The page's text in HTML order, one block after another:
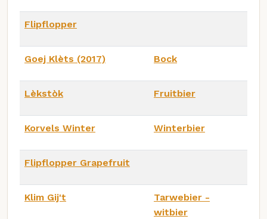
Flipflopper
Goej Klèts (2017) Bock
Lèkstòk Fruitbier
Korvels Winter Winterbier
Flipflopper Grapefruit
Klim Gij't
Tarwebier -
witbier